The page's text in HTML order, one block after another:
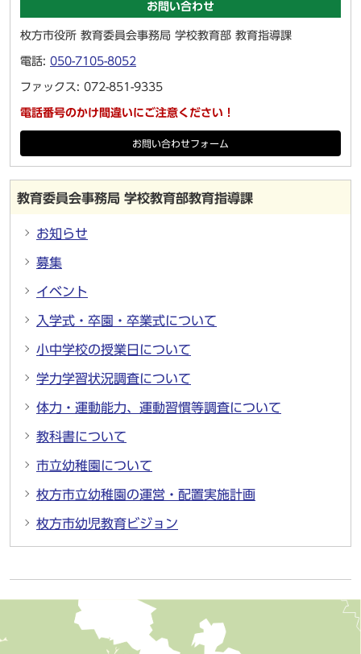
お問い合わせ
枚方市役所 教育委員会事務局 学校教育部 教育指導課
電話: 050-7105-8052
ファックス: 072-851-9335
電話番号のかけ間違いにご注意ください！
お問い合わせフォーム
教育委員会事務局 学校教育部教育指導課
お知らせ
募集
イベント
入学式・卒園・卒業式について
小中学校の授業日について
学力学習状況調査について
体力・運動能力、運動習慣等調査について
教科書について
市立幼稚園について
枚方市立幼稚園の運営・配置実施計画
枚方市幼児教育ビジョン